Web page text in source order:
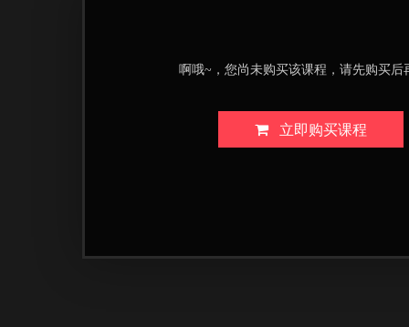
啊哦~，您尚未购买该课程，请先购买后
立即购买课程